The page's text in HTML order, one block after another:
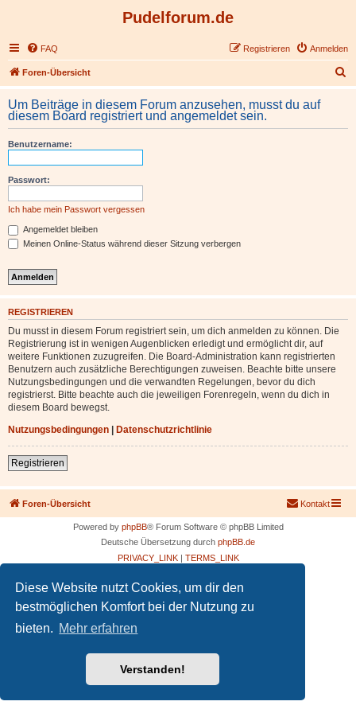
Diese Website nutzt Cookies, um dir den
bestmöglichen Komfort bei der Nutzung zu
bieten. Mehr erfahren
Verstanden!
Pudelforum.de
FAQ Anmelden
Registrieren
Foren-Übersicht
u
h
Um Beiträge in diesem Forum anzusehen, musst du auf
diesem Board registriert und angemeldet sein.
Benutzername:
Passwort:
Ich habe mein Passwort vergessen
Angemeldet bleiben
Meinen Online-Status während dieser Sitzung verbergen
REGISTRIEREN
Du musst in diesem Forum registriert sein, um dich anmelden zu können. Die
Registrierung ist in wenigen Augenblicken erledigt und ermöglicht dir, auf
weitere Funktionen zuzugreifen. Die Board-Administration kann registrierten
Benutzern auch zusätzliche Berechtigungen zuweisen. Beachte bitte unsere
Nutzungsbedingungen und die verwandten Regelungen, bevor du dich
registrierst. Bitte beachte auch die jeweiligen Forenregeln, wenn du dich in
diesem Board bewegst.
Nutzungsbedingungen | Datenschutzrichtlinie
Registrieren
Foren-Übersicht Kontakt
Powered by phpBB® Forum Software © phpBB Limited
Deutsche Übersetzung durch phpBB.de
PRIVACY_LINK| TERMS_LINK